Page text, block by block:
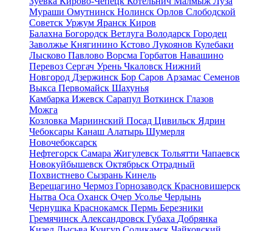
Мураши Омутнинск Нолинск Орлов Слободской
Советск Уржум Яранск Киров
Балахна Богородск Ветлуга Володарск Городец
Заволжье Княгинино Кстово Лукоянов Кулебаки
Лысково Павлово Ворсма Горбатов Навашино
Перевоз Сергач Урень Чкаловск Нижний
Новгород Дзержинск Бор Саров Арзамас Семенов
Выкса Первомайск Шахунья
Камбарка Ижевск Сарапул Воткинск Глазов
Можга
Козловка Мариинский Посад Цивильск Ядрин
Чебоксары Канаш Алатырь Шумерля
Новочебоксарск
Нефтегорск Самара Жигулевск Тольятти Чапаевск
Новокуйбышевск Октябрьск Отрадный
Похвистнево Сызрань Кинель
Верещагино Чермоз Горнозаводск Красновишерск
Нытва Оса Оханск Очер Усолье Чердынь
Чернушка Краснокамск Пермь Березники
Гремячинск Александровск Губаха Добрянка